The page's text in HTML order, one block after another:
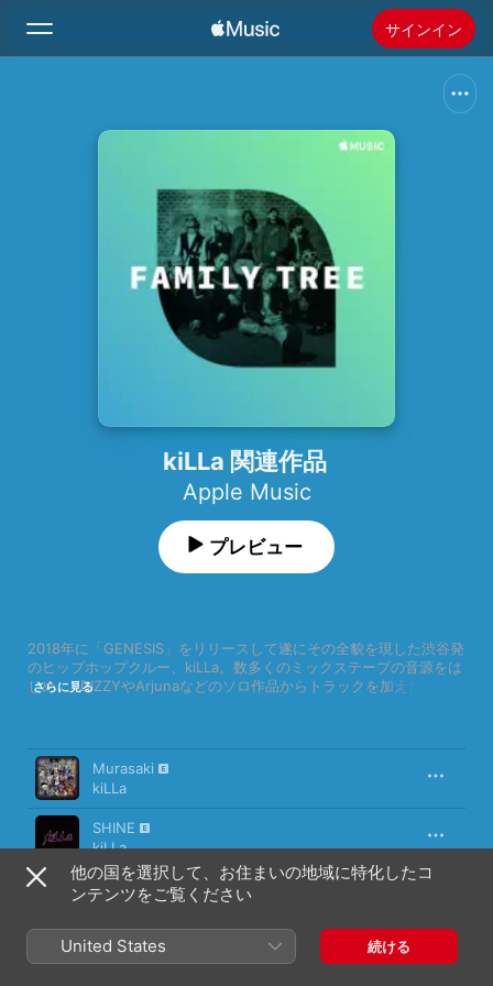
サインイン
新着おすすめ
Apple Musicをインストール
kiLLa 関連作品
Apple Music
2018年に「GENESIS」をリリースして遂にその全貌を現した渋谷発
のヒップホップクルー、kiLLa。数多くのミックステープの音源をは
じめ、YDIZZYやArjunaなどのソロ作品からトラックを加えたこのプ
さらに見る
プレビュー
曲 時間
Murasaki
kiLLa
SHINE
kiLLa
DAMARE
YDIZZY
kiLLaに気をつけな
kiLLa
他の国を選択して、お住まいの地域に特化したコ
ンテンツをご覧ください
United States 続ける